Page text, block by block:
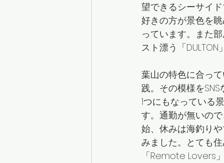
望できるシーサイ
好きの方が景色を
っています。また
スト漂う「
葉山の特色に合っ
践。その模様を
1つにもなっている
す。通勤が無いの
始、休みは海釣り
みました。とても
「Remote Lovers